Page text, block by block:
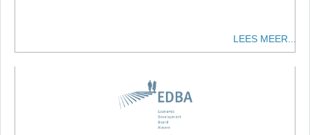
LEES MEER...